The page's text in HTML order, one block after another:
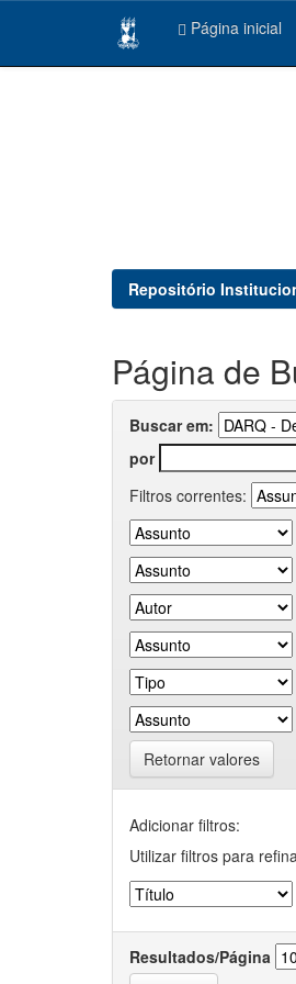
Página inicial
Repositório
Página de
Buscar em:
por
Filtros correntes:
Retornar valores
Adicionar filtros:
Utilizar filtros para
Resultados/Página